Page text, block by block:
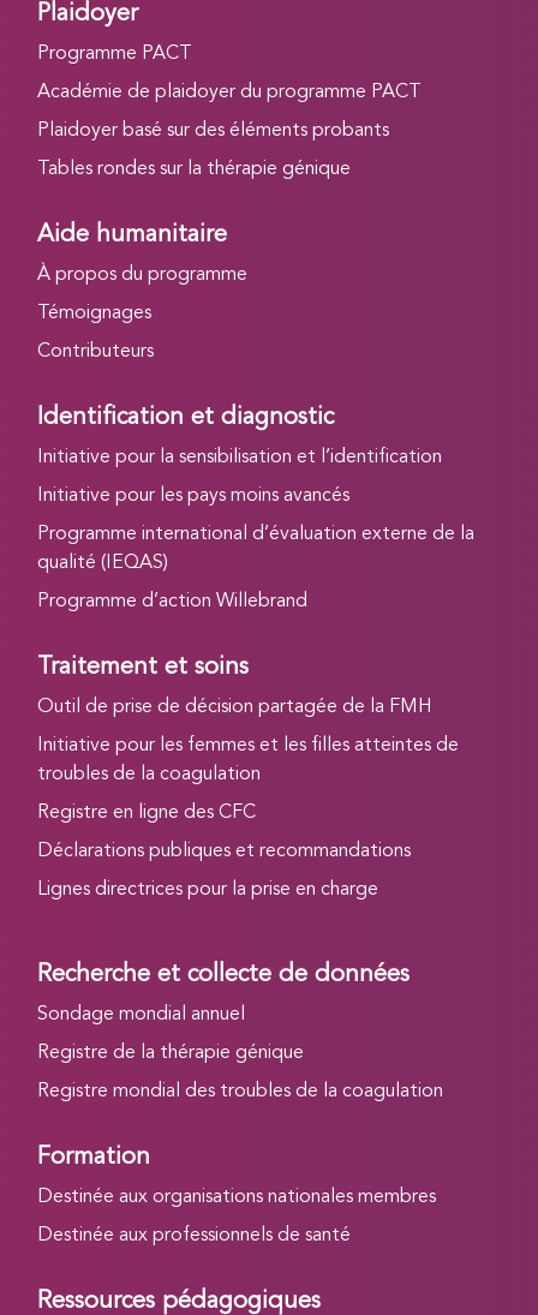
Plaidoyer
Programme PACT
Académie de plaidoyer du programme PACT
Plaidoyer basé sur des éléments probants
Tables rondes sur la thérapie génique
Aide humanitaire
À propos du programme
Témoignages
Contributeurs
Identification et diagnostic
Initiative pour la sensibilisation et l’identification
Initiative pour les pays moins avancés
Programme international d’évaluation externe de la
qualité (IEQAS)
Programme d’action Willebrand
Traitement et soins
Outil de prise de décision partagée de la FMH
Initiative pour les femmes et les filles atteintes de
troubles de la coagulation
Registre en ligne des CFC
Déclarations publiques et recommandations
Lignes directrices pour la prise en charge
Recherche et collecte de données
Sondage mondial annuel
Registre de la thérapie génique
Registre mondial des troubles de la coagulation
Formation
Destinée aux organisations nationales membres
Destinée aux professionnels de santé
Ressources pédagogiques